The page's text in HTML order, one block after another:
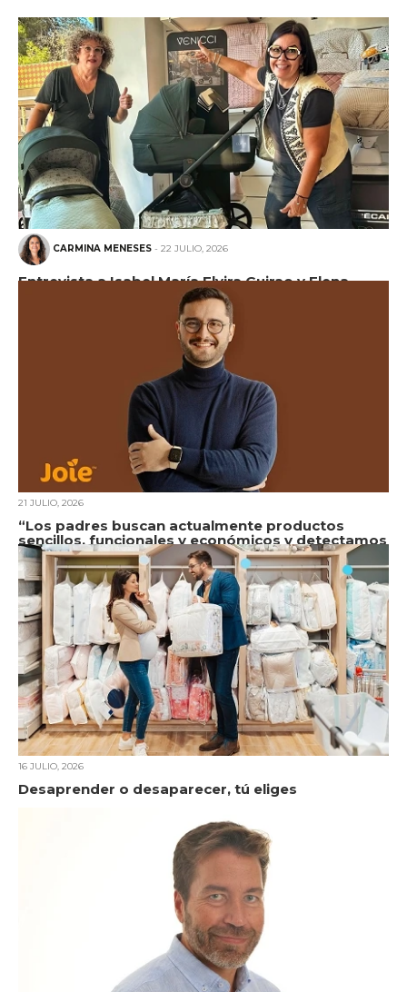
CARMINA MENESES - 22 JULIO, 2026
Entrevista a Isabel María Elvira Guirao y Elena
María Romera Mateos, gerentes de Bebé Capricho
21 JULIO, 2026
“Los padres buscan actualmente productos
sencillos, funcionales y económicos y detectamos
una mayor sensibilidad al precio”
16 JULIO, 2026
Desaprender o desaparecer, tú eliges